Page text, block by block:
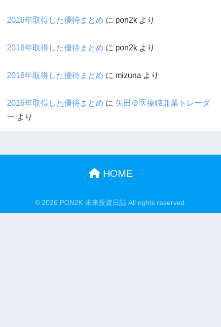
2016年取得した優待まとめ に pon2k より
2016年取得した優待まとめ に pon2k より
2016年取得した優待まとめ に mizuna より
2016年取得した優待まとめ に 矢田＠医療職兼業トレーダ
ー より
HOME
© 2026 PON2K 未来投資日誌 All rights reserved.